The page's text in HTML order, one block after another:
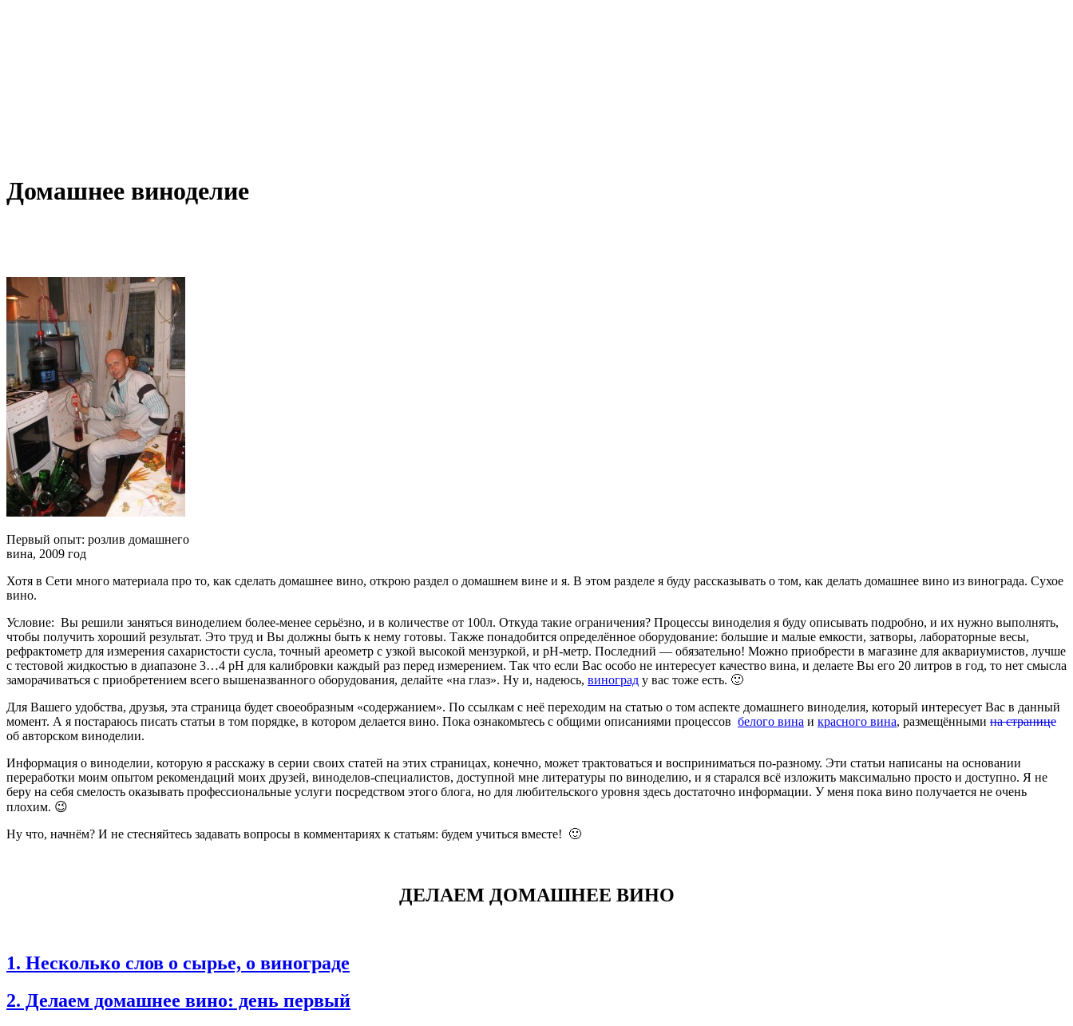
Домашнее виноделие
Первый опыт: розлив домашнего
вина, 2009 год
Хотя в Сети много материала про то, как сделать домашнее вино, открою раздел о домашнем вине и я. В этом разделе я буду рассказывать о том, как делать домашнее вино из винограда. Сухое
вино.
Условие: Вы решили заняться виноделием более-менее серьёзно, и в количестве от 100л. Откуда такие ограничения? Процессы виноделия я буду описывать подробно, и их нужно выполнять,
чтобы получить хороший результат. Это труд и Вы должны быть к нему готовы. Также понадобится определённое оборудование: большие и малые емкости, затворы, лабораторные весы,
рефрактометр для измерения сахаристости сусла, точный ареометр с узкой высокой мензуркой, и рН-метр. Последний — обязательно! Можно приобрести в магазине для аквариумистов, лучше
с тестовой жидкостью в диапазоне 3…4 рН для калибровки каждый раз перед измерением. Так что если Вас особо не интересует качество вина, и делаете Вы его 20 литров в год, то нет смысла
заморачиваться с приобретением всего вышеназванного оборудования, делайте «на глаз». Ну и, надеюсь, виноград у вас тоже есть. 🙂
Для Вашего удобства, друзья, эта страница будет своеобразным «содержанием». По ссылкам с неё переходим на статью о том аспекте домашнего виноделия, который интересует Вас в данный
момент. А я постараюсь писать статьи в том порядке, в котором делается вино. Пока ознакомьтесь с общими описаниями процессов белого вина и красного вина, размещёнными на странице
об авторском виноделии.
Информация о виноделии, которую я расскажу в серии своих статей на этих страницах, конечно, может трактоваться и восприниматься по-разному. Эти статьи написаны на основании
переработки моим опытом рекомендаций моих друзей, виноделов-специалистов, доступной мне литературы по виноделию, и я старался всё изложить максимально просто и доступно. Я не
беру на себя смелость оказывать профессиональные услуги посредством этого блога, но для любительского уровня здесь достаточно информации. У меня пока вино получается не очень
плохим. 😉
Ну что, начнём? И не стесняйтесь задавать вопросы в комментариях к статьям: будем учиться вместе! 🙂
ДЕЛАЕМ ДОМАШНЕЕ ВИНО
1. Несколько слов о сырье, о винограде
2. Делаем домашнее вино: день первый